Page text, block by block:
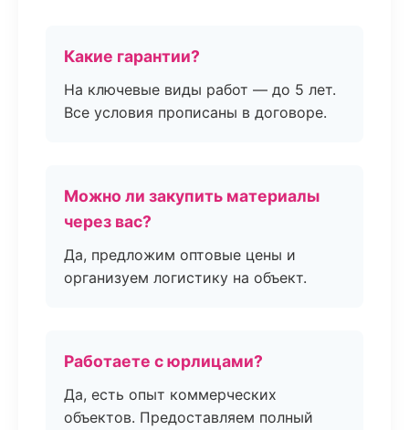
Какие гарантии?
На ключевые виды работ — до 5 лет.
Все условия прописаны в договоре.
Можно ли закупить материалы
через вас?
Да, предложим оптовые цены и
организуем логистику на объект.
Работаете с юрлицами?
Да, есть опыт коммерческих
объектов. Предоставляем полный